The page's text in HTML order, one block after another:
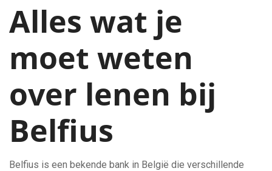
Alles wat je
moet weten
over lenen bij
Belfius
Belfius is een bekende bank in België die verschillende